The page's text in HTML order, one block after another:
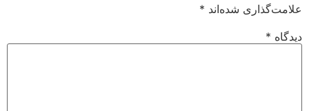
علامت‌گذاری شده‌اند*
دیدگاه*